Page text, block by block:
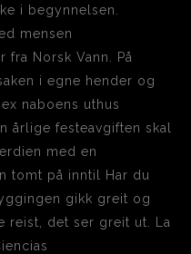
i begynnelsen.
fra Norsk Vann. På
i egne hender og
naboens uthus
årlige festeavgiften skal
med en
tomt på inntil Har du
gikk greit og
reist, det ser greit ut. La